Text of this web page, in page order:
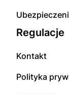
Regulacje
Kontakt
Polityka